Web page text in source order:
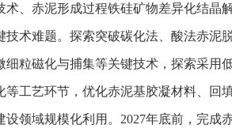
术、赤泥形成过程铁硅矿物差异化结
技术难题。探索突破碳化法、酸法赤
细粒磁化与捕集等关键技术，探索采
工艺环节，优化赤泥基胶凝材料、回
领域规模化利用。2027年底前，完